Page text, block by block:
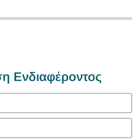
Ενδιαφέροντος